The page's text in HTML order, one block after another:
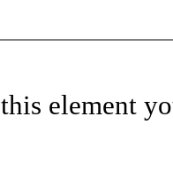
element